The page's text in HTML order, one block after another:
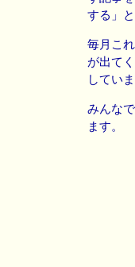
する」
毎月こ
が出て
してい
みんな
ます。